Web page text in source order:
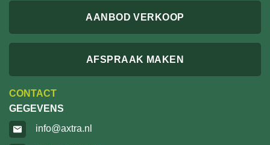
AANBOD VERKOOP
AFSPRAAK MAKEN
CONTACT
GEGEVENS
info@axtra.nl